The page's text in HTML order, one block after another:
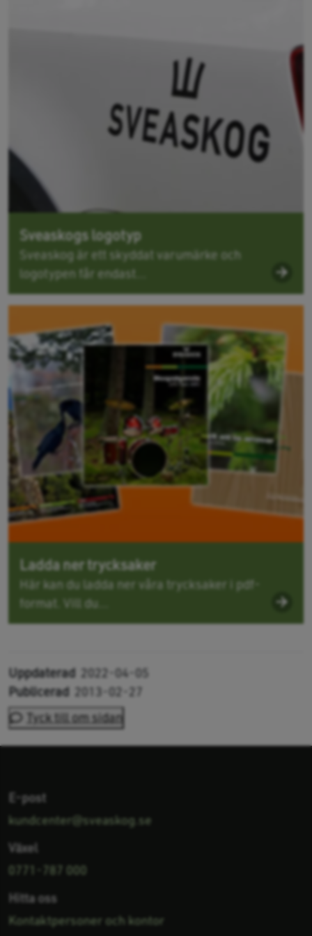
Sveaskogs logotyp
Sveaskog är ett skyddat varumärke och
logotypen får endast...
Ladda ner trycksaker
Här kan du ladda ner våra trycksaker i pdf-
format. Vill du...
Uppdaterad 2022-04-05
Publicerad 2013-02-27
Tyck till om sidan
E-post
kundcenter@sveaskog.se
Växel
0771-787 000
Hitta oss
Kontaktpersoner och kontor